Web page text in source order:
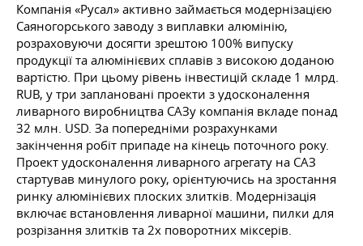
Компанія «Русал» активно займається модернізацією
Саяногорського заводу з виплавки алюмінію,
розраховуючи досягти зрештою 100% випуску
продукції та алюмінієвих сплавів з високою доданою
вартістю. При цьому рівень інвестицій складе 1 млрд.
RUB, у три заплановані проекти з удосконалення
ливарного виробництва САЗу компанія вкладе понад
32 млн. USD. За попередніми розрахунками
закінчення робіт припаде на кінець поточного року.
Проект удосконалення ливарного агрегату на САЗ
стартував минулого року, орієнтуючись на зростання
ринку алюмінієвих плоских злитків. Модернізація
включає встановлення ливарної машини, пилки для
розрізання злитків та 2х поворотних міксерів.